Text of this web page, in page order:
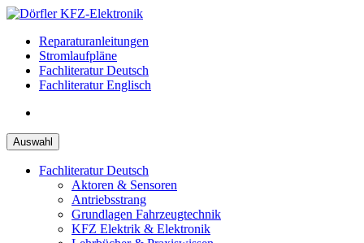
Zum
springenReparaturanleitungen
Stromlaufpläne
Fachliteratur Deutsch
Fachliteratur Englisch
Auswahl
Fachliteratur Deutsch
Aktoren & Sensoren
Antriebsstrang
Grundlagen Fahrzeugtechnik
KFZ Elektrik & Elektronik